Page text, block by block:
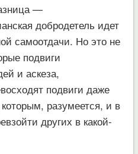
—
добродетель идет
самоотдачи. Но это не
подвиги
и аскеза,
подвиги даже
разумеется, и в
других в какой-